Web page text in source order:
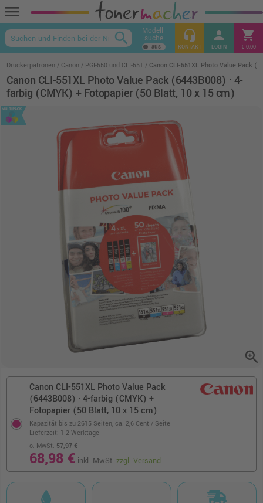
menu
keyboard_arrow_up
search Modell-
suche headset_mic
KONTAKT
person
LOGIN
shopping_cart
€ 0,00
Druckerpatronen Canon PGI-550 und CLI-551 Canon CLI-551XL Photo Value Pack
Canon CLI-551XL Photo Value Pack (6443B008) · 4-
farbig (CMYK) + Fotopapier (50 Blatt, 10 x 15 cm)
zoom_in
Canon CLI-551XL Photo Value Pack
(6443B008) · 4-farbig (CMYK) +
Fotopapier (50 Blatt, 10 x 15 cm)
Kapazität bis zu 2615 Seiten, ca. 2,6 Cent / Seite
o. MwSt. 57,97 €
68,98 € inkl. MwSt.zzgl. Versand
Lieferzeit: 1-2 Werktage